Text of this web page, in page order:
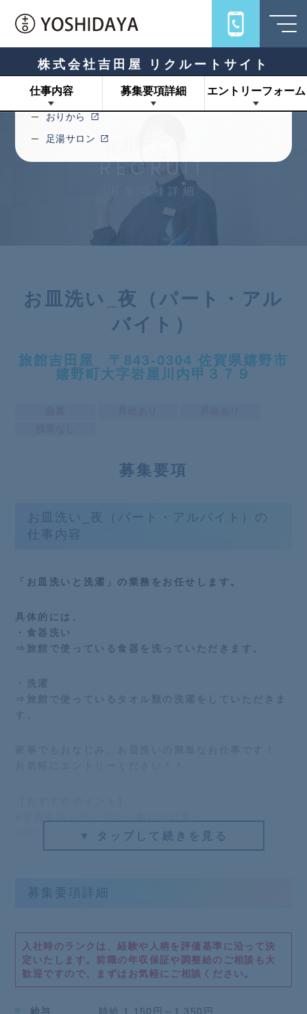
株式会社吉田屋 リクルートサイト
旅館吉田屋
うちろじ
キハコ
十一ロ
おりから
足湯サロン
仕事内容 募集要項詳細 エントリーフォーム
RECRUIT
募集職種詳細
お皿洗い_夜（パート・アル
バイト）
旅館吉田屋 〒843-0304 佐賀県嬉野市
嬉野町大字岩屋川内甲３７９
募 集要項
お皿洗い_夜（パート・アルバイト）の
仕事内容
「お皿洗いと洗濯」の業務をお任せします。
具体的には、
・食器洗い
⇒旅館で使っている食器を洗っていただきます。
・洗濯
■福利厚生でご家族まで温泉入り放題！
■会社行事多数で部署の垣根を越えて仲の良い、働き
ています！！
*先輩からのメッセージ*
*【私たちが大切にしている考え】*
「まずは”スタッフの豊かな心”を醸成したい」
私たちが目指す「おもてなし」を体現するのは「人」
まずは自分自身が豊かでないと、十分な「おもてな
▼ タップして続きを見る
募集要項詳細
入社時のランクは、経験や人柄を評価基準に沿って決
定いたします。前職の年収保証や調整給のご相談も大
歓迎ですので、まずはお気軽にご相談ください。
給与 時給 1,150円～1,350円